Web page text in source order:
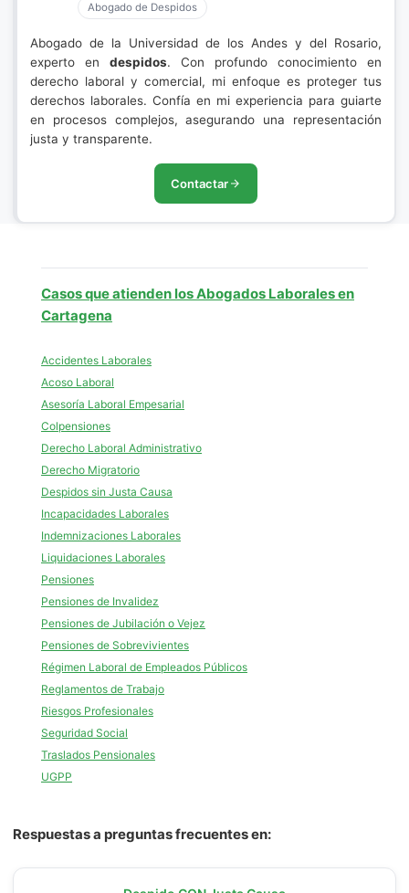
Abogado de Despidos
Abogado de la Universidad de los Andes y del Rosario,
experto en despidos. Con profundo conocimiento en
derecho laboral y comercial, mi enfoque es proteger tus
derechos laborales. Confía en mi experiencia para guiarte
en procesos complejos, asegurando una representación
justa y transparente.
Contactar
Casos que atienden los Abogados Laborales en
Cartagena
Accidentes Laborales
Acoso Laboral
Asesoría Laboral Empesarial
Colpensiones
Derecho Laboral Administrativo
Derecho Migratorio
Despidos sin Justa Causa
Incapacidades Laborales
Indemnizaciones Laborales
Liquidaciones Laborales
Pensiones
Pensiones de Invalidez
Pensiones de Jubilación o Vejez
Pensiones de Sobrevivientes
Régimen Laboral de Empleados Públicos
Reglamentos de Trabajo
Riesgos Profesionales
Seguridad Social
Traslados Pensionales
UGPP
Respuestas a preguntas frecuentes en: